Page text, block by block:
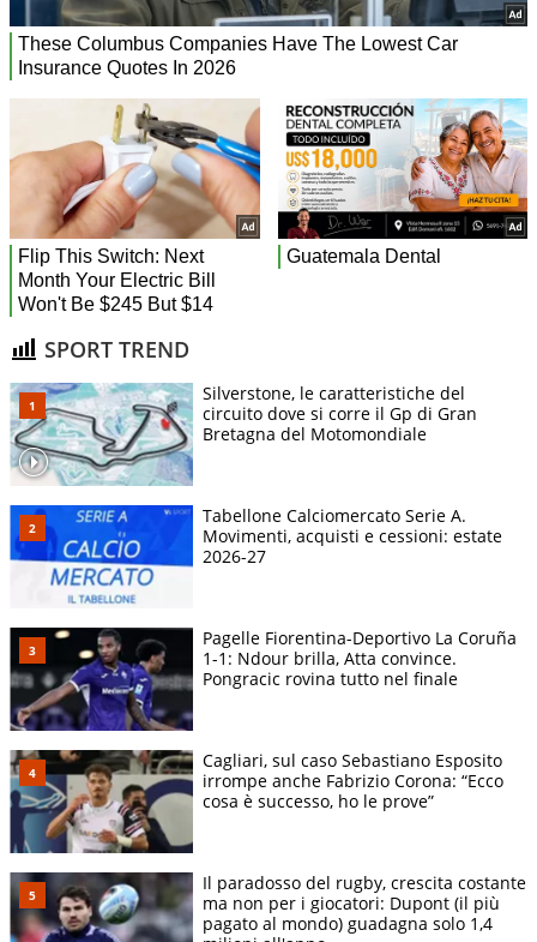
SPORT TREND
Silverstone, le caratteristiche del
circuito dove si corre il Gp di Gran
Bretagna del Motomondiale
Tabellone Calciomercato Serie A.
Movimenti, acquisti e cessioni: estate
2026-27
Pagelle Fiorentina-Deportivo La Coruña
1-1: Ndour brilla, Atta convince.
Pongracic rovina tutto nel finale
Cagliari, sul caso Sebastiano Esposito
irrompe anche Fabrizio Corona: “Ecco
cosa è successo, ho le prove”
Il paradosso del rugby, crescita costante
ma non per i giocatori: Dupont (il più
pagato al mondo) guadagna solo 1,4